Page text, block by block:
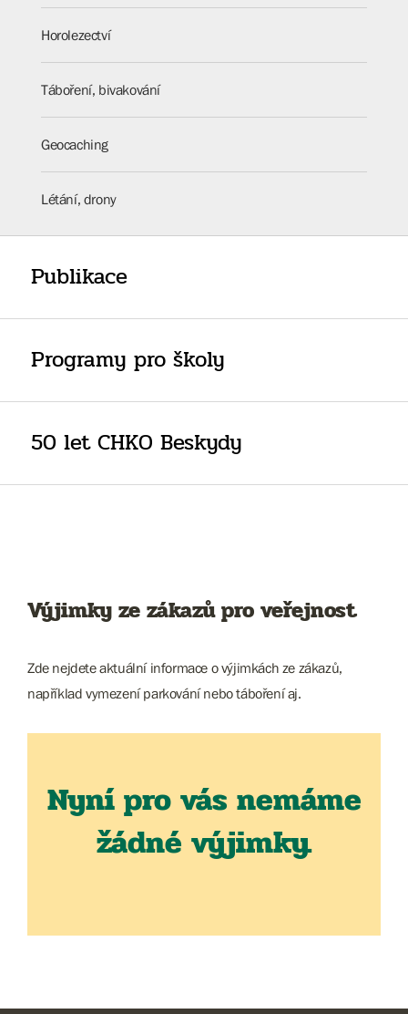
Horolezectví
Táboření, bivakování
Geocaching
Létání, drony
Publikace
Programy pro školy
50 let CHKO Beskydy
Výjimky ze zákazů pro veřejnost
Zde nejdete aktuální informace o výjimkách ze zákazů,
například vymezení parkování nebo táboření aj.
Nyní pro vás nemáme
žádné výjimky.